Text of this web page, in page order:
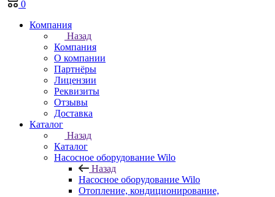
0
Компания
Назад
Компания
О компании
Партнёры
Лицензии
Реквизиты
Отзывы
Доставка
Каталог
Назад
Каталог
Насосное оборудование Wilo
Назад
Насосное оборудование Wilo
Отопление, кондиционирование,